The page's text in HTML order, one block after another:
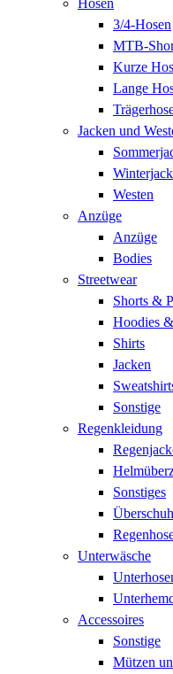
3/4-Hosen
MTB-
Kurze
Lange
Jacken und
Westen
Anzüge
Anzüge
Bodies
Streetwear
Shorts &
Hoodies
Shirts
Jacken
Sonstige
Regenkleidung
Sonstiges
Unterwäsche
Accessoires
Sonstige
Mützen